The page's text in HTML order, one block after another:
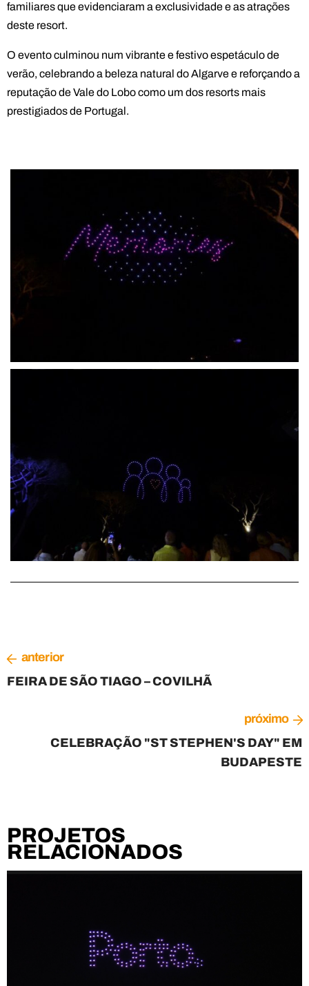
familiares que evidenciaram a exclusividade e as atrações
deste resort.
O evento culminou num vibrante e festivo espetáculo de
verão, celebrando a beleza natural do Algarve e reforçando a
reputação de Vale do Lobo como um dos resorts mais
prestigiados de Portugal.
anterior
FEIRA DE SÃO TIAGO – COVILHÃ
próximo
CELEBRAÇÃO "ST STEPHEN'S DAY" EM
BUDAPESTE
PROJETOS
RELACIONADOS